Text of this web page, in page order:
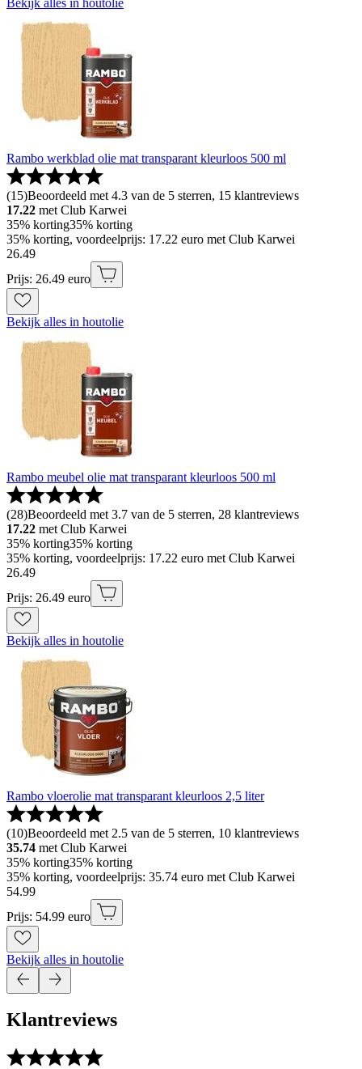
Rambo werkblad olie mat transparant kleurloos 500 ml
(15)Beoordeeld met 4.3 van de 5 sterren, 15 klantreviews
17.22 met Club Karwei
35% korting35% korting
35% korting, voordeelprijs: 17.22 euro met Club Karwei
26.49
Prijs: 26.49 euro
Bekijk alles in houtolie
Rambo meubel olie mat transparant kleurloos 500 ml
(28)Beoordeeld met 3.7 van de 5 sterren, 28 klantreviews
17.22 met Club Karwei
35% korting35% korting
35% korting, voordeelprijs: 17.22 euro met Club Karwei
26.49
Prijs: 26.49 euro
Bekijk alles in houtolie
Rambo vloerolie mat transparant kleurloos 2,5 liter
(10)Beoordeeld met 2.5 van de 5 sterren, 10 klantreviews
35.74 met Club Karwei
35% korting35% korting
35% korting, voordeelprijs: 35.74 euro met Club Karwei
54.99
Prijs: 54.99 euro
Bekijk alles in houtolie
Klantreviews